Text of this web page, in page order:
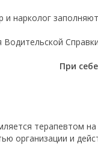
и нарколог
При
терапевтом
организации и